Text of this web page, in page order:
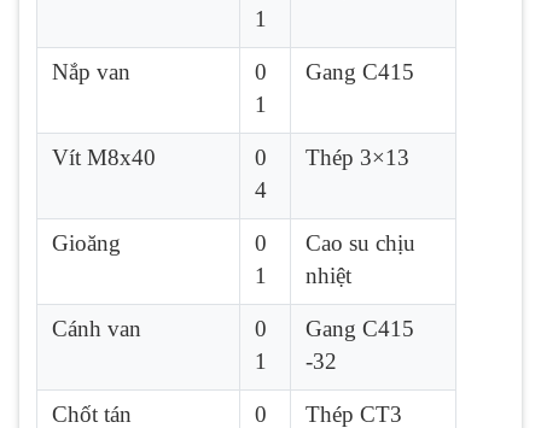
1
Nắp van
0
1
Gang C415
Vít M8x40
0
4
Thép 3×13
Gioăng
0
1
Cao su chịu
nhiệt
Cánh van
0
1
Gang C415
-32
Chốt tán
0
Thép CT3